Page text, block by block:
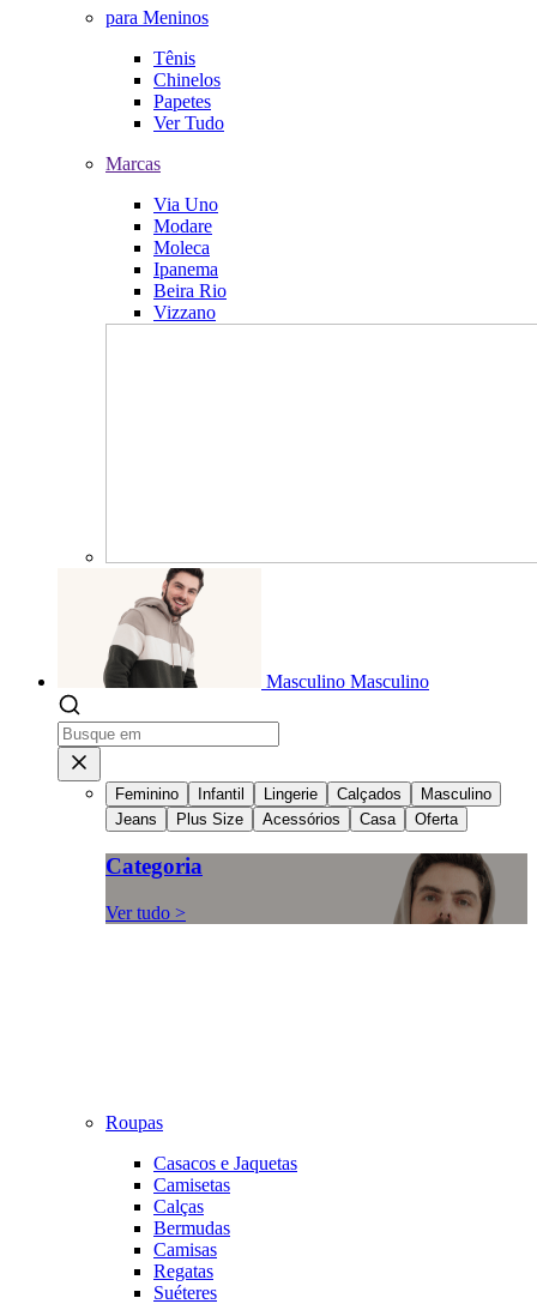
para Meninos
Tênis
Chinelos
Papetes
Ver Tudo
Marcas
Via Uno
Modare
Moleca
Ipanema
Beira Rio
Vizzano
Masculino Masculino
Feminino Infantil Lingerie Calçados
Masculino
Jeans
Plus Size Acessórios Casa Oferta
Categoria
Ver tudo >
Roupas
Casacos e Jaquetas
Camisetas
Calças
Bermudas
Camisas
Regatas
Suéteres